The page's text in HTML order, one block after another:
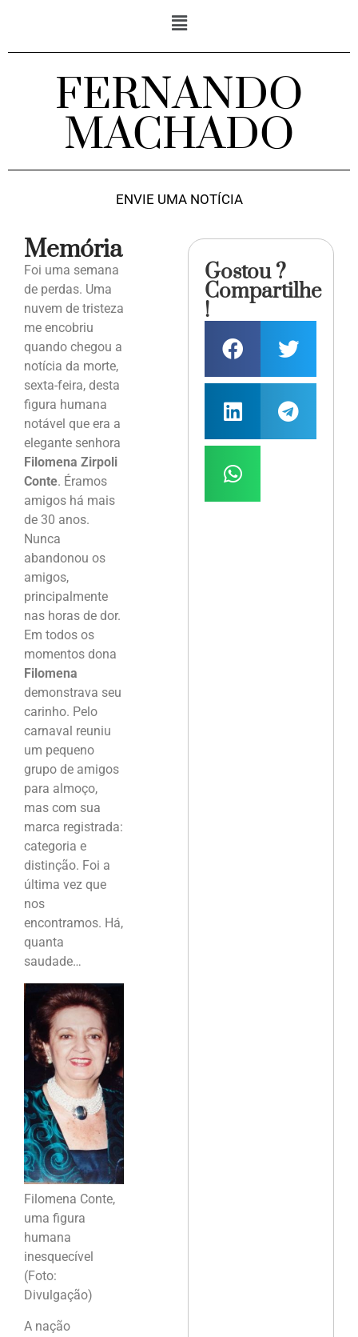
FERNANDO
MACHADO
ENVIE UMA NOTÍCIA
Memória
Foi uma semana
de perdas. Uma
nuvem de tristeza
me encobriu
quando chegou a
notícia da morte,
sexta-feira, desta
figura humana
notável que era a
elegante senhora
Filomena Zirpoli
Conte. Éramos
amigos há mais
de 30 anos.
Nunca
abandonou os
amigos,
principalmente
nas horas de dor.
Em todos os
momentos dona
Filomena
demonstrava seu
carinho. Pelo
carnaval reuniu
um pequeno
grupo de amigos
para almoço,
mas com sua
marca registrada:
categoria e
distinção. Foi a
última vez que
nos
encontramos. Há,
quanta
saudade…
Filomena Conte,
uma figura
humana
inesquecível
(Foto:
Divulgação)
A nação
Gostou ?
Compartilhe
!